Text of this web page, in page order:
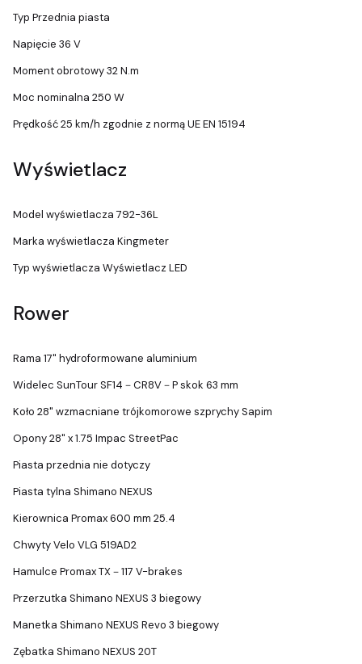
Typ Przednia piasta
Napięcie 36 V
Moment obrotowy 32 N.m
Moc nominalna 250 W
Prędkość 25 km/h zgodnie z normą UE EN 15194
Wyświetlacz
Model wyświetlacza 792-36L
Marka wyświetlacza Kingmeter
Typ wyświetlacza Wyświetlacz LED
Rower
Rama 17" hydroformowane aluminium
Widelec SunTour SF14－CR8V－P skok 63 mm
Koło 28" wzmacniane trójkomorowe szprychy Sapim
Opony 28" x 1.75 Impac StreetPac
Piasta przednia nie dotyczy
Piasta tylna Shimano NEXUS
Kierownica Promax 600 mm 25.4
Chwyty Velo VLG 519AD2
Hamulce Promax TX－117 V-brakes
Przerzutka Shimano NEXUS 3 biegowy
Manetka Shimano NEXUS Revo 3 biegowy
Zębatka Shimano NEXUS 20T